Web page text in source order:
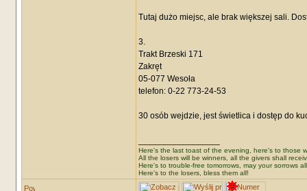
Tutaj dużo miejsc, ale brak większej sali.
3.
Trakt Brzeski 171
Zakręt
05-077 Wesoła
telefon: 0-22 773-24-53
30 osób wejdzie, jest świetlica i dostęp do
Here's the last toast of the evening, here's to those
All the losers will be winners, all the givers shall
Here's to trouble-free tomorrows, may your sorrows
Here's to the losers, bless them all!